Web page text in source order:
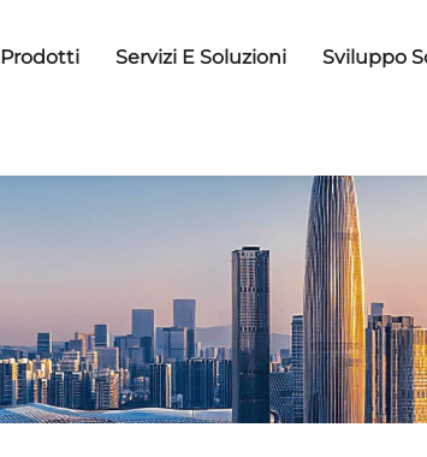
Prodotti Servizi E Soluzioni Sviluppo